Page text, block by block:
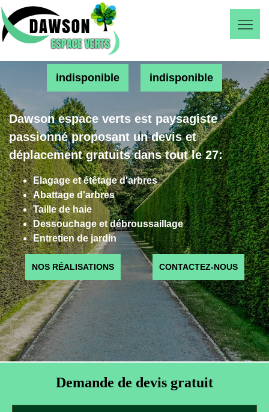
indisponible indisponible
Dawson espace verts est paysagiste
passionné proposant un devis et
déplacement gratuits dans tout le 27:
Elagage et étêtage d'arbres
Abattage d'arbres
Taille de haie
Dessouchage et débroussaillage
Entretien de jardin
NOS RÉALISATIONS CONTACTEZ-NOUS
Demande de devis gratuit